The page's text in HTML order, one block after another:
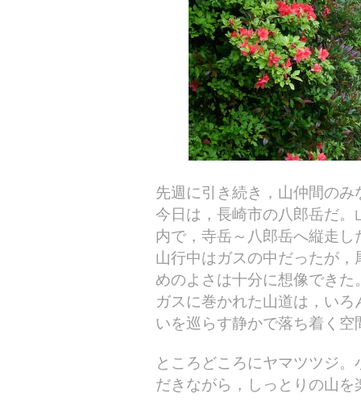
先週に引き続き，山仲間のみ
今日は，長崎市の八郎岳だ
内で，寺岳～八郎岳へ縦走し
山行中はガスの中だったが
めのよさは十分に想像できた
ガスに巻かれた山道は，い
いを巡らす静かで落ち着く空
ところどころにヤマツツジ
だきながら，しっとりの山を